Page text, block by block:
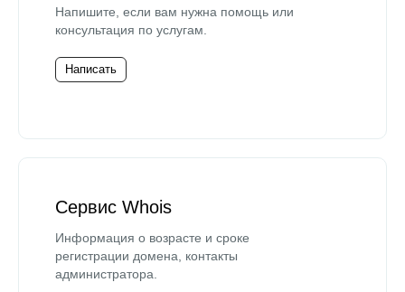
Напишите, если вам нужна помощь или
консультация по услугам.
Написать
Сервис Whois
Информация о возрасте и сроке
регистрации домена, контакты
администратора.